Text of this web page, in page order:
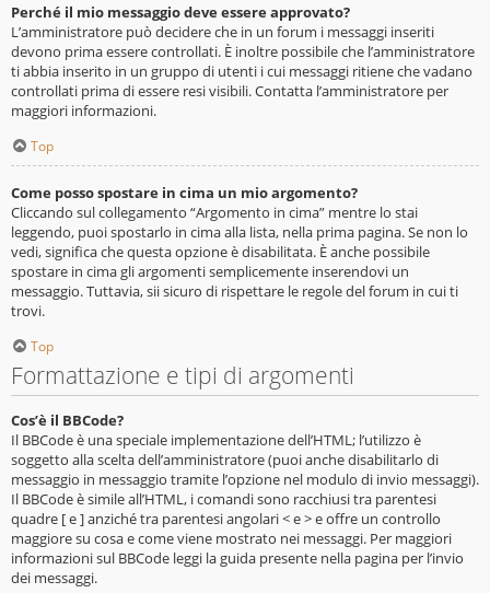
Perché il mio messaggio deve essere approvato?
L’amministratore può decidere che in un forum i messaggi inseriti
devono prima essere controllati. È inoltre possibile che l’amministratore
ti abbia inserito in un gruppo di utenti i cui messaggi ritiene che vadano
controllati prima di essere resi visibili. Contatta l’amministratore per
maggiori informazioni.
Top
Come posso spostare in cima un mio argomento?
Cliccando sul collegamento “Argomento in cima” mentre lo stai
leggendo, puoi spostarlo in cima alla lista, nella prima pagina. Se non lo
vedi, significa che questa opzione è disabilitata. È anche possibile
spostare in cima gli argomenti semplicemente inserendovi un
messaggio. Tuttavia, sii sicuro di rispettare le regole del forum in cui ti
trovi.
Top
Formattazione e tipi di argomenti
Cos’è il BBCode?
Il BBCode è una speciale implementazione dell’HTML; l’utilizzo è
soggetto alla scelta dell’amministratore (puoi anche disabilitarlo di
messaggio in messaggio tramite l’opzione nel modulo di invio messaggi).
Il BBCode è simile all’HTML, i comandi sono racchiusi tra parentesi
quadre [ e ] anziché tra parentesi angolari < e > e offre un controllo
maggiore su cosa e come viene mostrato nei messaggi. Per maggiori
informazioni sul BBCode leggi la guida presente nella pagina per l’invio
dei messaggi.